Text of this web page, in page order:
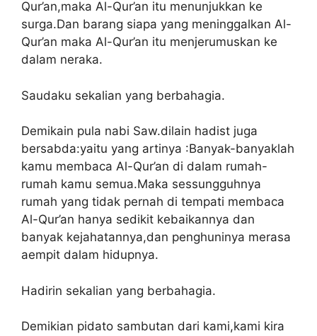
Qur’an,maka Al-Qur’an itu menunjukkan ke
surga.Dan barang siapa yang meninggalkan Al-
Qur’an maka Al-Qur’an itu menjerumuskan ke
dalam neraka.
Saudaku sekalian yang berbahagia.
Demikain pula nabi Saw.dilain hadist juga
bersabda:yaitu yang artinya :Banyak-banyaklah
kamu membaca Al-Qur’an di dalam rumah-
rumah kamu semua.Maka sessungguhnya
rumah yang tidak pernah di tempati membaca
Al-Qur’an hanya sedikit kebaikannya dan
banyak kejahatannya,dan penghuninya merasa
aempit dalam hidupnya.
Hadirin sekalian yang berbahagia.
Demikian pidato sambutan dari kami,kami kira